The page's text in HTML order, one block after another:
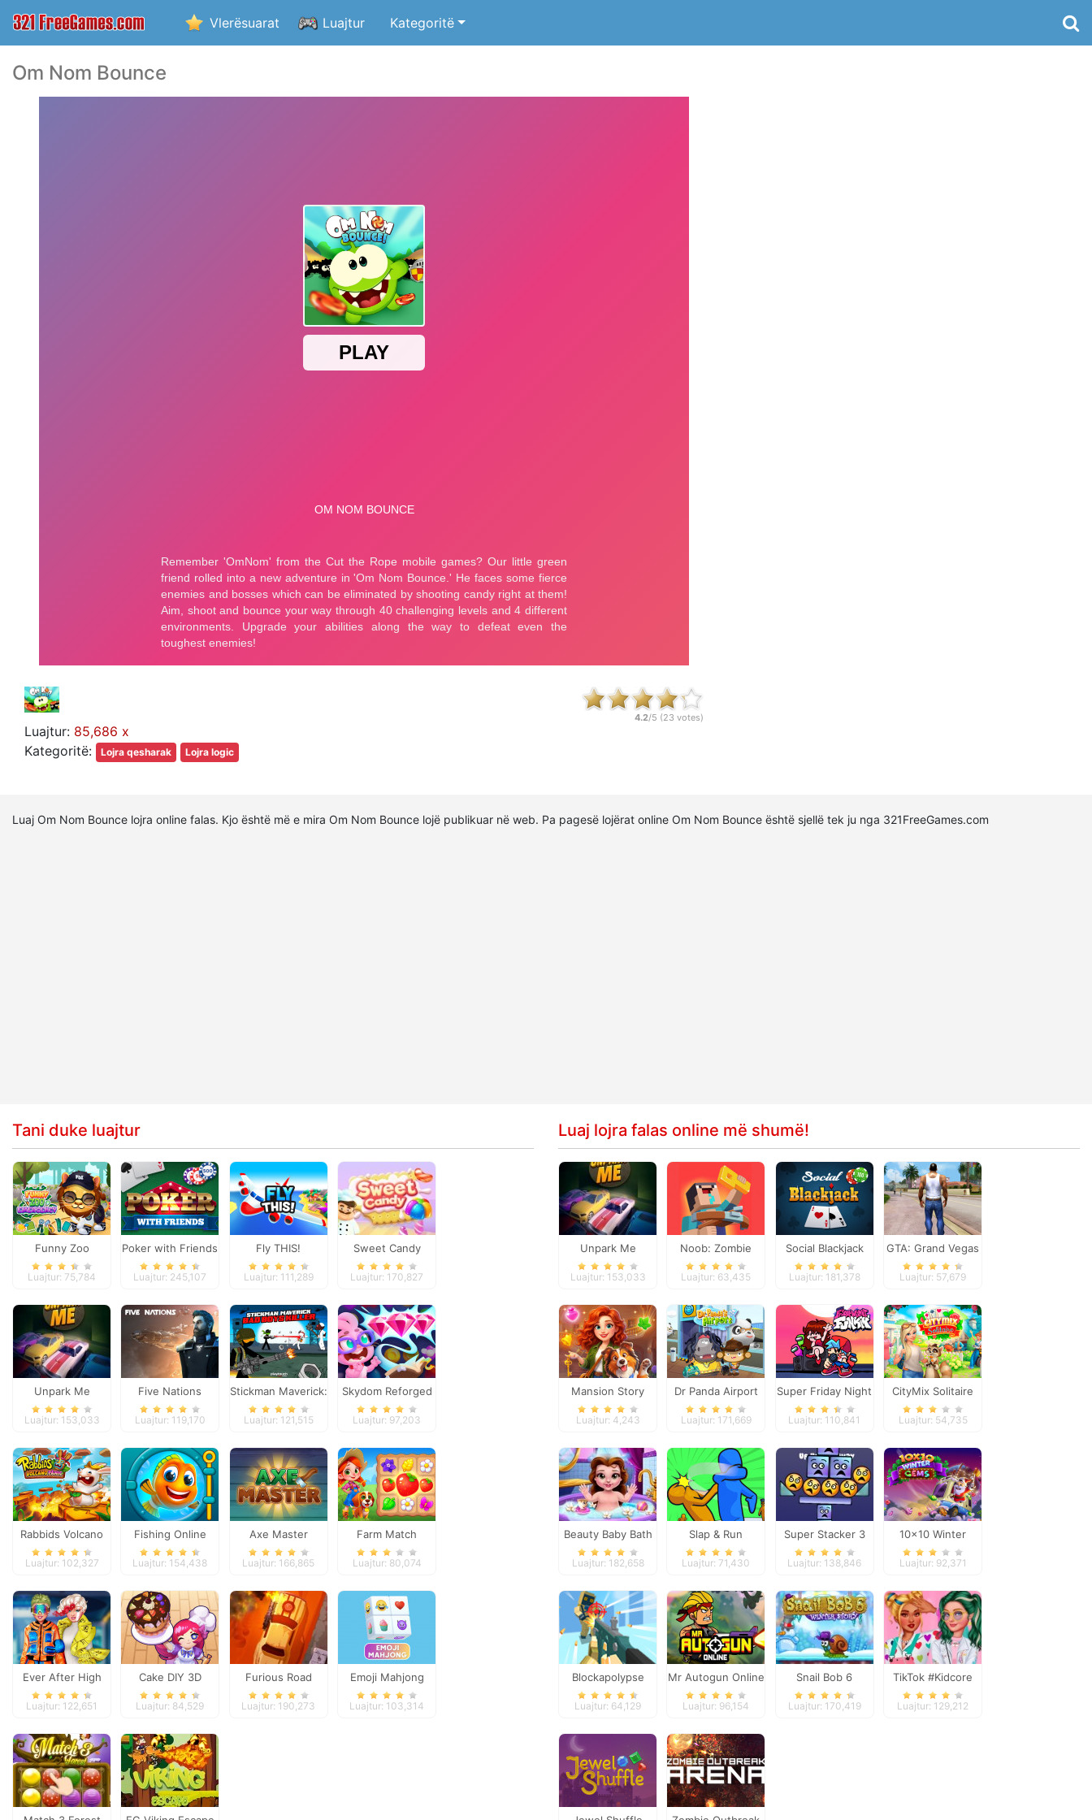
Vlerësuarat Luajtur Kategoritë
Om Nom Bounce
Luajtur: 85,686 x
Kategoritë:
Lojra qesharak Lojra logic
4.2/5 (23 votes)
Luaj Om Nom Bounce lojra online falas. Kjo është më e mira Om Nom Bounce lojë publikuar në web. Pa pagesë lojërat online Om Nom Bounce është sjellë tek ju nga 321FreeGames.com
Tani duke luajtur
Funny Zoo
Emergency
Luajtur: 75,784
Poker with Friends
Luajtur: 245,107
Fly THIS!
Luajtur: 111,289
Sweet Candy
Luajtur: 170,827
Unpark Me
Luajtur: 153,033
Five Nations
Luajtur: 119,170
Stickman Maverick:
Bad Boys Killer
Luajtur: 121,515
Skydom Reforged
Luajtur: 97,203
Rabbids Volcano
Panic
Luajtur: 102,327
Fishing Online
Luajtur: 154,438
Axe Master
Luajtur: 166,865
Farm Match
Seasons
Luajtur: 80,074
Ever After High
#future
Luajtur: 122,651
Cake DIY 3D
Luajtur: 84,529
Furious Road
Luajtur: 190,273
Emoji Mahjong
Luajtur: 103,314
Luaj lojra falas online më shumë!
Unpark Me
Luajtur: 153,033
Noob: Zombie
Prison Escape
Luajtur: 63,435
Social Blackjack
Luajtur: 181,378
GTA: Grand Vegas
Crime
Luajtur: 57,679
Mansion Story
Match
Luajtur: 4,243
Dr Panda Airport
Luajtur: 171,669
Super Friday Night
Funki
Luajtur: 110,841
CityMix Solitaire
Luajtur: 54,735
Beauty Baby Bath
Luajtur: 182,658
Slap & Run
Luajtur: 71,430
Super Stacker 3
Luajtur: 138,846
10x10 Winter
Gems
Luajtur: 92,371
Blockapolypse
Zombie Shooter
Luajtur: 64,129
Mr Autogun Online
Luajtur: 96,154
Snail Bob 6
Luajtur: 170,419
TikTok #Kidcore
Models
Luajtur: 129,212